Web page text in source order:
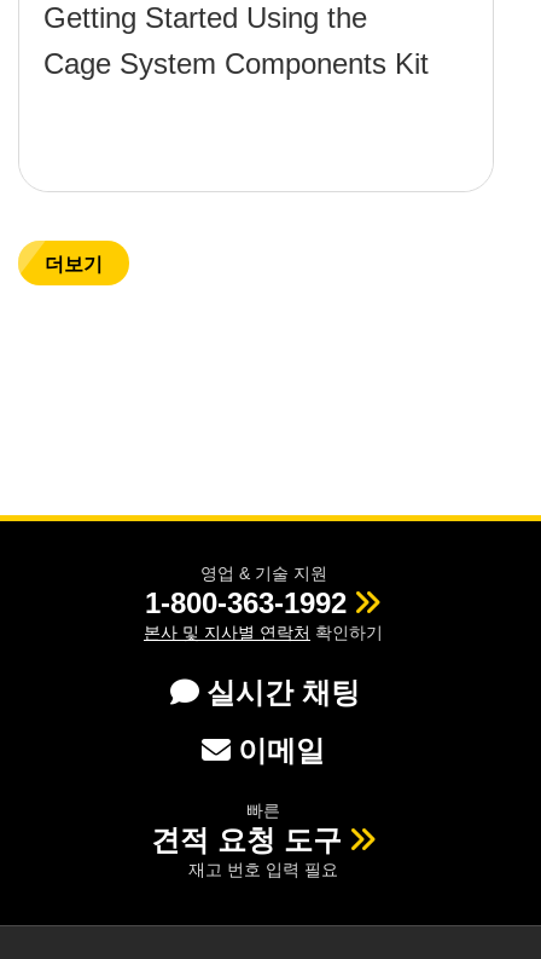
Getting Started Using the
Cage System Components Kit
더보기
영업 & 기술 지원
1-800-363-1992
본사 및 지사별 연락처 확인하기
실시간 채팅
이메일
빠른
견적 요청 도구
재고 번호 입력 필요